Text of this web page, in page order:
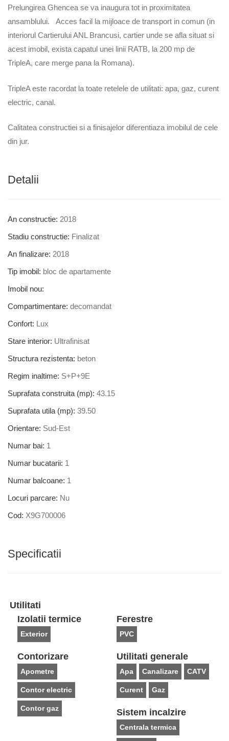
Prelungirea Ghencea se va inaugura tot in proximitatea
ansamblului. Acces facil la mijloace de transport in comun (in
interiorul Cartierului ANL Brancusi, cartier unde se afla situat si
acest imobil, exista capatul unei linii RATB, la 200 mp de
TripleA, care merge pana la Romana).
TripleA este racordat la toate retelele de utilitati: apa, gaz, curent
electric, canal.
Calitatea constructiei si a finisajelor diferentiaza imobilul de cele
din jur.
Detalii
An constructie: 2018
Stadiu constructie: Finalizat
An finalizare: 2018
Tip imobil: bloc de apartamente
Imobil nou:
Compartimentare: decomandat
Confort: Lux
Stare interior: Ultrafinisat
Structura rezistenta: beton
Regim inaltime: S+P+9E
Suprafata construita (mp): 43.15
Suprafata utila (mp): 39.50
Orientare: Sud-Est
Numar bai: 1
Numar bucatarii: 1
Numar balcoane: 1
Locuri parcare: Nu
Cod: X9G700006
Specificatii
Utilitati
Izolatii termice
Exterior
Ferestre
PVC
Contorizare
Apometre
Contor electric
Contor gaz
Utilitati generale
Apa Canalizare CATV
Curent Gaz
Sistem incalzire
Centrala termica